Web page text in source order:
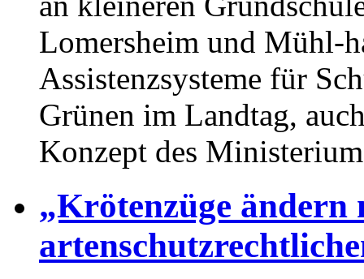
Lomersheim und Mühl-
Assistenzsysteme für
Grünen im Landtag,
Konzept des
„Krötenzüge ändern